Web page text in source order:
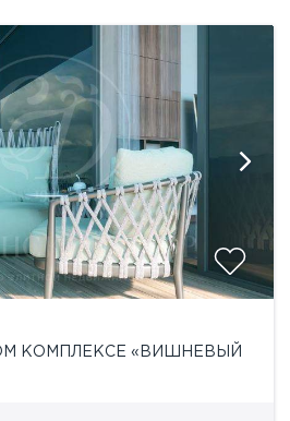
КОМПЛЕКСЕ «ВИШНЕВЫЙ